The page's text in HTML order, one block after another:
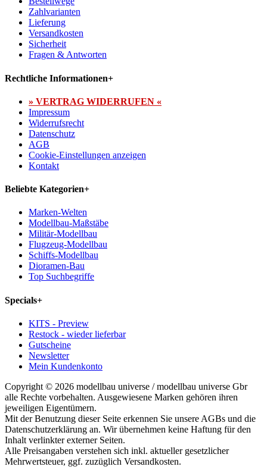
Zahlvarianten
Lieferung
Versandkosten
Sicherheit
Fragen & Antworten
Rechtliche Informationen+
» VERTRAG WIDERRUFEN «
Impressum
Widerrufsrecht
Datenschutz
AGB
Cookie-Einstellungen anzeigen
Kontakt
Beliebte Kategorien+
Marken-Welten
Modellbau-Maßstäbe
Militär-Modellbau
Flugzeug-Modellbau
Schiffs-Modellbau
Dioramen-Bau
Top Suchbegriffe
Specials+
KITS - Preview
Restock - wieder lieferbar
Gutscheine
Newsletter
Mein Kundenkonto
Copyright © 2026 modellbau universe / modellbau universe Gbr
alle Rechte vorbehalten. Ausgewiesene Marken gehören ihren
jeweiligen Eigentümern.
Mit der Benutzung dieser Seite erkennen Sie unsere AGBs und die
Datenschutzerklärung an. Wir übernehmen keine Haftung für den
Inhalt verlinkter externer Seiten.
Alle Preisangaben verstehen sich inkl. aktueller gesetzlicher
Mehrwertsteuer, ggf. zuzüglich Versandkosten.